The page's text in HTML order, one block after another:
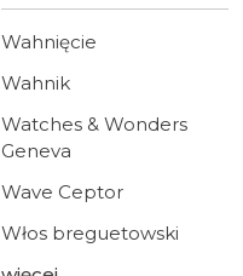
Wahnięcie
Wahnik
Watches & Wonders
Geneva
Wave Ceptor
Włos breguetowski